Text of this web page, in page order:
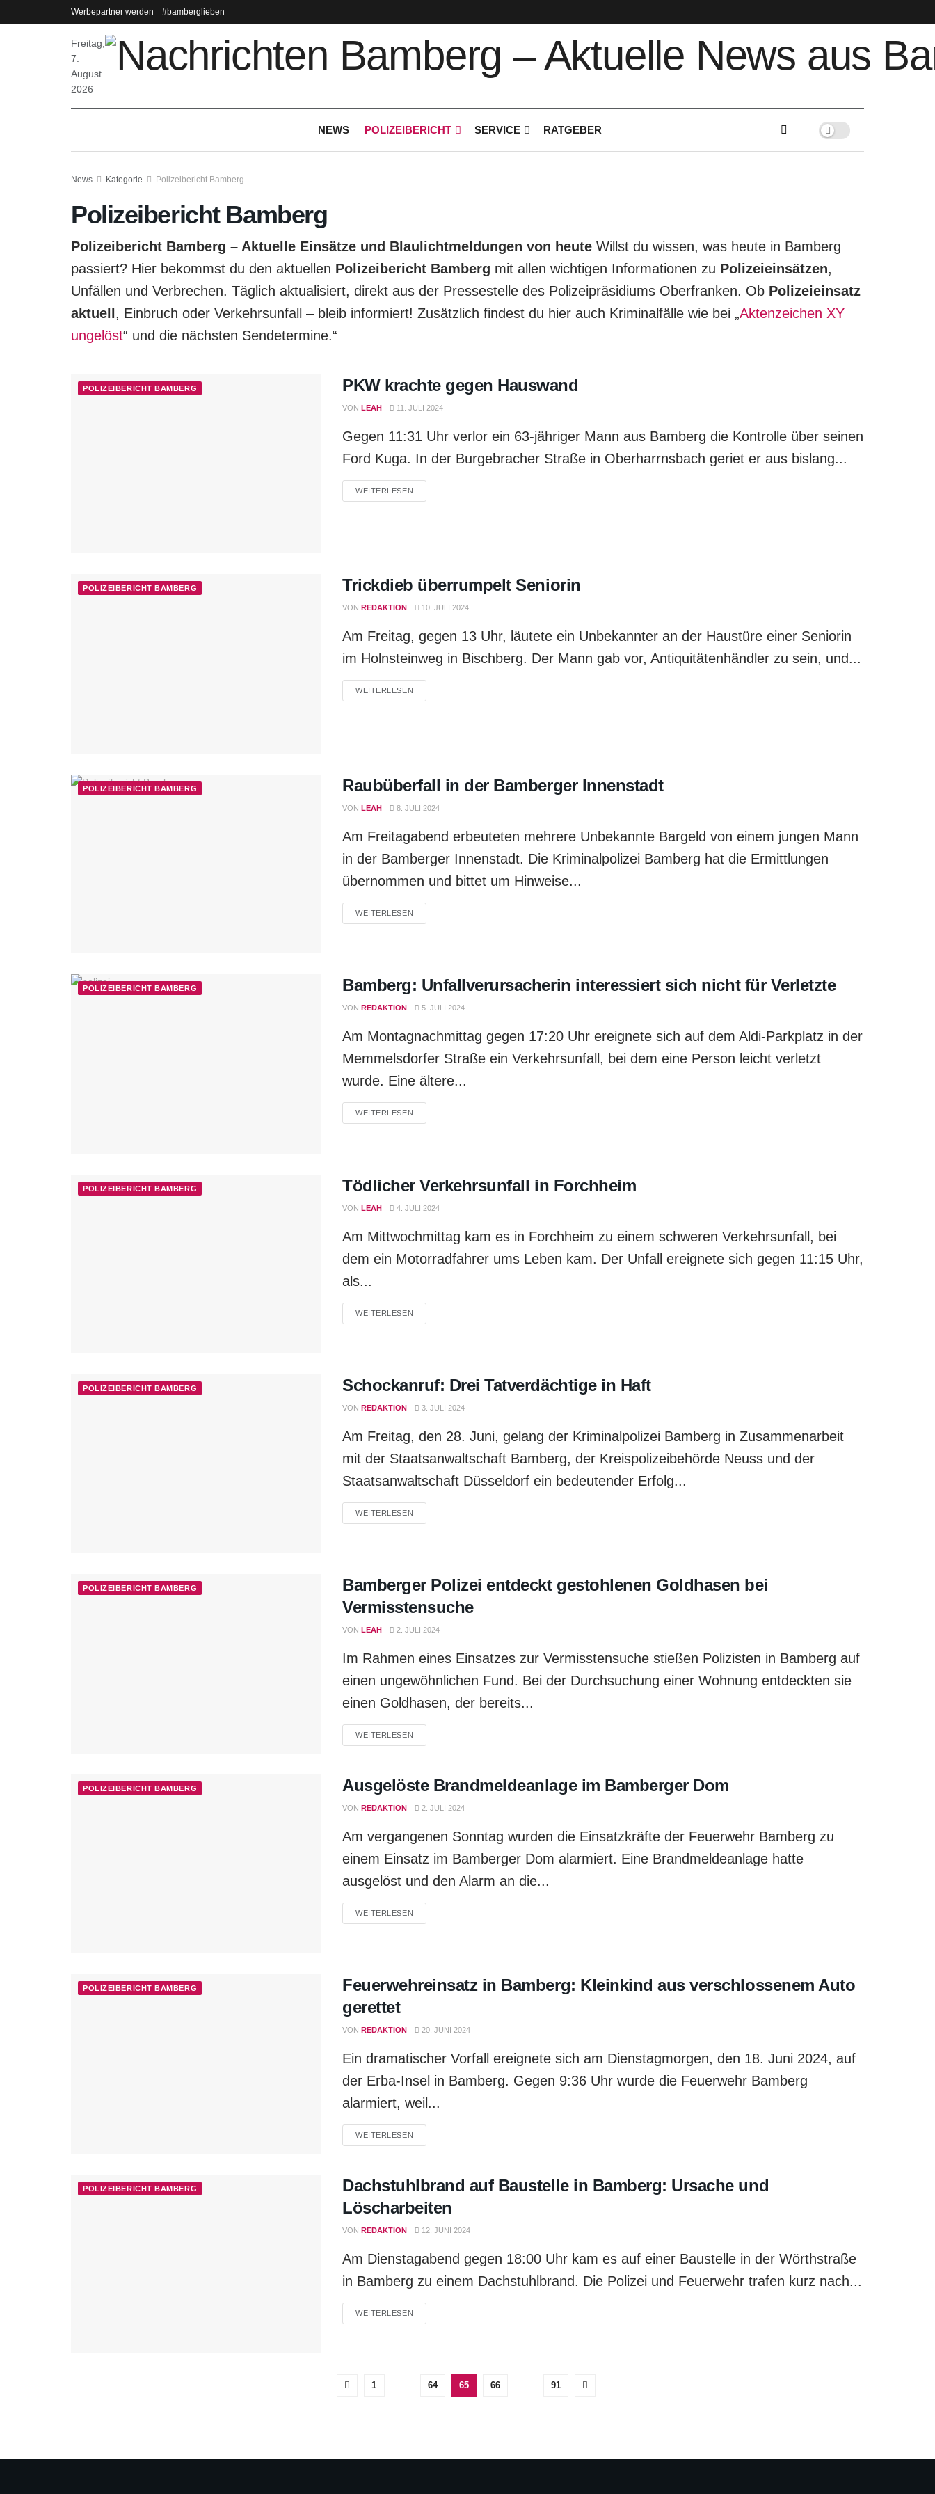
Werbepartner werden #bamberglieben
Freitag,
7.
August
2026
NEWS POLIZEIBERICHT SERVICE RATGEBER
News Kategorie Polizeibericht Bamberg
Polizeibericht Bamberg
Polizeibericht Bamberg – Aktuelle Einsätze und Blaulichtmeldungen von heute Willst du wissen, was heute in Bamberg
passiert? Hier bekommst du den aktuellen Polizeibericht Bamberg mit allen wichtigen Informationen zu Polizeieinsätzen,
Unfällen und Verbrechen. Täglich aktualisiert, direkt aus der Pressestelle des Polizeipräsidiums Oberfranken. Ob Polizeieinsatz
aktuell , Einbruch oder Verkehrsunfall – bleib informiert! Zusätzlich findest du hier auch Kriminalfälle wie bei „Aktenzeichen XY
ungelöst“ und die nächsten Sendetermine.“
POLIZEIBERICHT BAMBERG PKW krachte gegen Hauswand
VON LEAH 11. JULI 2024
Gegen 11:31 Uhr verlor ein 63-jähriger Mann aus Bamberg die Kontrolle über seinen
Ford Kuga. In der Burgebracher Straße in Oberharrnsbach geriet er aus bislang...
WEITERLESEN
POLIZEIBERICHT BAMBERG Trickdieb überrumpelt Seniorin
VON REDAKTION 10. JULI 2024
Am Freitag, gegen 13 Uhr, läutete ein Unbekannter an der Haustüre einer Seniorin
im Holnsteinweg in Bischberg. Der Mann gab vor, Antiquitätenhändler zu sein, und...
WEITERLESEN
POLIZEIBERICHT BAMBERG Raubüberfall in der Bamberger Innenstadt
VON LEAH 8. JULI 2024
Am Freitagabend erbeuteten mehrere Unbekannte Bargeld von einem jungen Mann
in der Bamberger Innenstadt. Die Kriminalpolizei Bamberg hat die Ermittlungen
übernommen und bittet um Hinweise...
WEITERLESEN
POLIZEIBERICHT BAMBERG Bamberg: Unfallverursacherin interessiert sich nicht für Verletzte
VON REDAKTION 5. JULI 2024
Am Montagnachmittag gegen 17:20 Uhr ereignete sich auf dem Aldi-Parkplatz in der
Memmelsdorfer Straße ein Verkehrsunfall, bei dem eine Person leicht verletzt
wurde. Eine ältere...
WEITERLESEN
POLIZEIBERICHT BAMBERG Tödlicher Verkehrsunfall in Forchheim
VON LEAH 4. JULI 2024
Am Mittwochmittag kam es in Forchheim zu einem schweren Verkehrsunfall, bei
dem ein Motorradfahrer ums Leben kam. Der Unfall ereignete sich gegen 11:15 Uhr,
als...
WEITERLESEN
POLIZEIBERICHT BAMBERG Schockanruf: Drei Tatverdächtige in Haft
VON REDAKTION 3. JULI 2024
Am Freitag, den 28. Juni, gelang der Kriminalpolizei Bamberg in Zusammenarbeit
mit der Staatsanwaltschaft Bamberg, der Kreispolizeibehörde Neuss und der
Staatsanwaltschaft Düsseldorf ein bedeutender Erfolg...
WEITERLESEN
POLIZEIBERICHT BAMBERG
Bamberger Polizei entdeckt gestohlenen Goldhasen bei
Vermisstensuche
VON LEAH 2. JULI 2024
Im Rahmen eines Einsatzes zur Vermisstensuche stießen Polizisten in Bamberg auf
einen ungewöhnlichen Fund. Bei der Durchsuchung einer Wohnung entdeckten sie
einen Goldhasen, der bereits...
WEITERLESEN
POLIZEIBERICHT BAMBERG Ausgelöste Brandmeldeanlage im Bamberger Dom
VON REDAKTION 2. JULI 2024
Am vergangenen Sonntag wurden die Einsatzkräfte der Feuerwehr Bamberg zu
einem Einsatz im Bamberger Dom alarmiert. Eine Brandmeldeanlage hatte
ausgelöst und den Alarm an die...
WEITERLESEN
POLIZEIBERICHT BAMBERG
Feuerwehreinsatz in Bamberg: Kleinkind aus verschlossenem Auto
gerettet
VON REDAKTION 20. JUNI 2024
Ein dramatischer Vorfall ereignete sich am Dienstagmorgen, den 18. Juni 2024, auf
der Erba-Insel in Bamberg. Gegen 9:36 Uhr wurde die Feuerwehr Bamberg
alarmiert, weil...
WEITERLESEN
POLIZEIBERICHT BAMBERG
Dachstuhlbrand auf Baustelle in Bamberg: Ursache und
Löscharbeiten
VON REDAKTION 12. JUNI 2024
Am Dienstagabend gegen 18:00 Uhr kam es auf einer Baustelle in der Wörthstraße
in Bamberg zu einem Dachstuhlbrand. Die Polizei und Feuerwehr trafen kurz nach...
WEITERLESEN
1 64 65 66 91